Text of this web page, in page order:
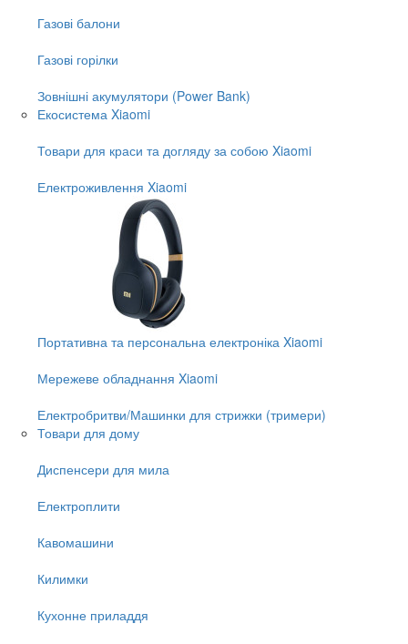
Газові балони
Газові горілки
Зовнішні акумулятори (Power Bank)
Екосистема Xiaomi
Товари для краси та догляду за собою Xiaomi
Електроживлення Xiaomi
Портативна та персональна електроніка Xiaomi
Мережеве обладнання Xiaomi
Електробритви/Машинки для стрижки (тримери)
Товари для дому
Диспенсери для мила
Електроплити
Кавомашини
Килимки
Кухонне приладдя